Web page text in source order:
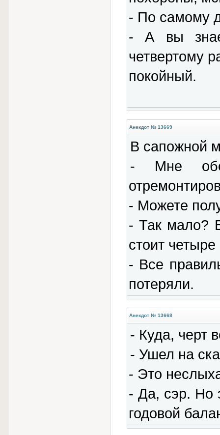
- По самому
- А вы
четвертому
покойный.
Анекдот № 13669
В сапожной
- Мне
- Можете
- Так мало?
стоит
- Все
потеряли.
Анекдот № 13668
- Куда, черт
- Ушел на
- Это
- Да, сэр. Но
годовой